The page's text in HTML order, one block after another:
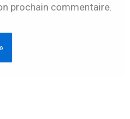
prochain commentaire.